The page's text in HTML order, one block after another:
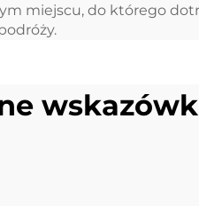
miejscu, do którego